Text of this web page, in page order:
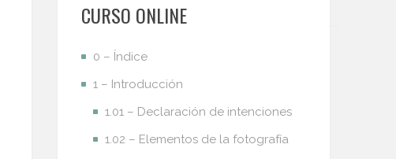
CURSO ONLINE
0 – Índice
1 – Introducción
1.01 – Declaración de intenciones
1.02 – Elementos de la fotografía